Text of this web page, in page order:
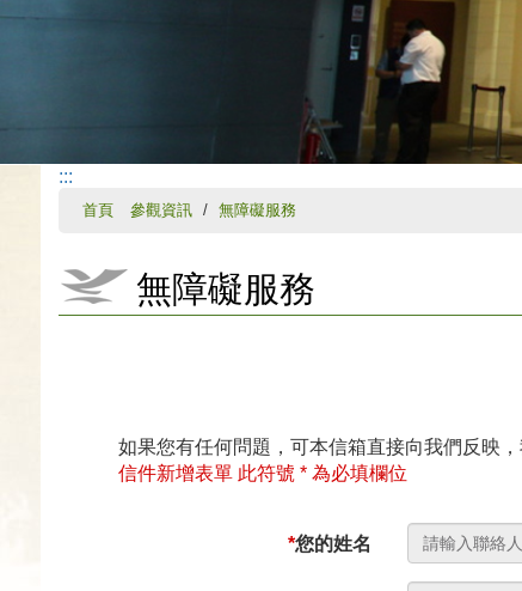
:::
首頁 參觀資訊 無障礙服務
無障礙服務
如果您有任何問題，可本信箱直接向我們反映
信件新增表單 此符號 * 為必填欄位
*您的姓名